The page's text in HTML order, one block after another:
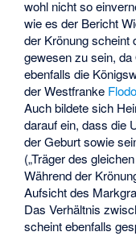
wohl nicht so
wie es der Bericht
der Krönung scheint
gewesen zu sein,
ebenfalls die
der Westfranke
Auch bildete sich
darauf ein, dass die
der Geburt sowie
(„Träger des
Während der
Aufsicht des
Das Verhältnis
scheint ebenfalls